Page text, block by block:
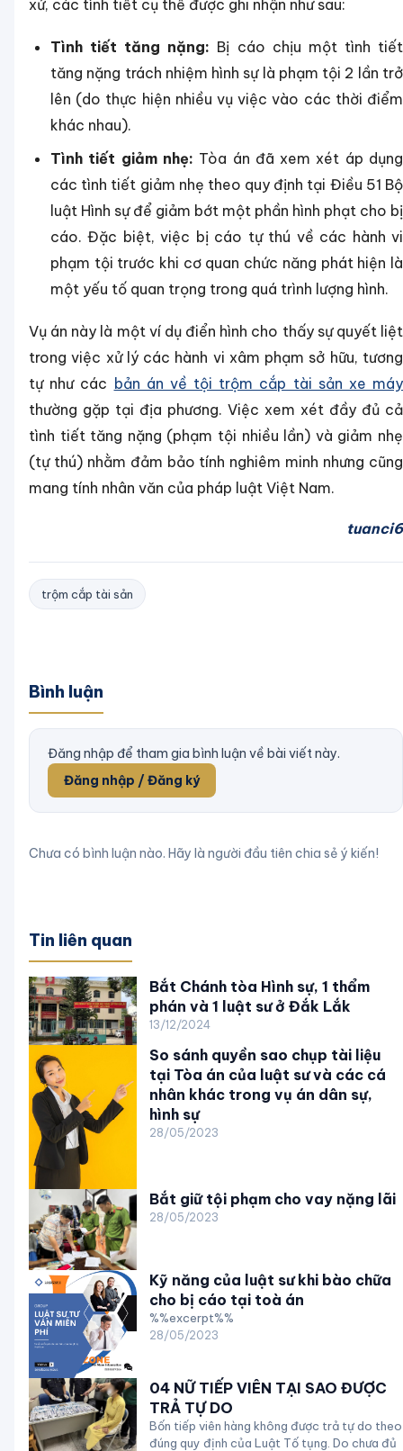
xử, các tình tiết cụ thể được ghi nhận như sau:
Tình tiết tăng nặng: Bị cáo chịu một tình tiết
tăng nặng trách nhiệm hình sự là phạm tội 2 lần trở
lên (do thực hiện nhiều vụ việc vào các thời điểm
khác nhau).
Tình tiết giảm nhẹ: Tòa án đã xem xét áp dụng
các tình tiết giảm nhẹ theo quy định tại Điều 51 Bộ
luật Hình sự để giảm bớt một phần hình phạt cho bị
cáo. Đặc biệt, việc bị cáo tự thú về các hành vi
phạm tội trước khi cơ quan chức năng phát hiện là
một yếu tố quan trọng trong quá trình lượng hình.
Vụ án này là một ví dụ điển hình cho thấy sự quyết liệt
trong việc xử lý các hành vi xâm phạm sở hữu, tương
tự như các bản án về tội trộm cắp tài sản xe máy
thường gặp tại địa phương. Việc xem xét đầy đủ cả
tình tiết tăng nặng (phạm tội nhiều lần) và giảm nhẹ
(tự thú) nhằm đảm bảo tính nghiêm minh nhưng cũng
mang tính nhân văn của pháp luật Việt Nam.
tuanci6
trộm cắp tài sản
Bình luận
Đăng nhập để tham gia bình luận về bài viết này.
Đăng nhập / Đăng ký
Chưa có bình luận nào. Hãy là người đầu tiên chia sẻ ý kiến!
Tin liên quan
Bắt Chánh tòa Hình sự, 1 thẩm
phán và 1 luật sư ở Đắk Lắk
13/12/2024
So sánh quyền sao chụp tài liệu
tại Tòa án của luật sư và các cá
nhân khác trong vụ án dân sự,
hình sự
28/05/2023
Bắt giữ tội phạm cho vay nặng lãi
28/05/2023
Kỹ năng của luật sư khi bào chữa
cho bị cáo tại toà án
%%excerpt%%
28/05/2023
04 NỮ TIẾP VIÊN TẠI SAO ĐƯỢC
TRẢ TỰ DO
Bốn tiếp viên hàng không được trả tự do theo
đúng quy định của Luật Tố tụng. Do chưa đủ